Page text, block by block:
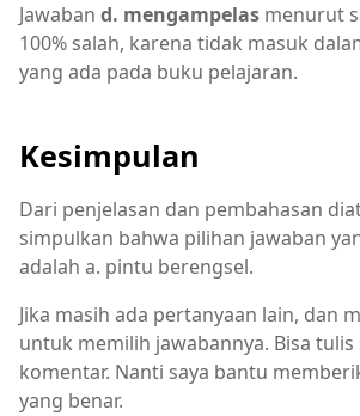
Jawaban d. mengampelas menurut
100% salah, karena tidak masuk
yang ada pada buku pelajaran.
Kesimpulan
Dari penjelasan dan pembahasan
simpulkan bahwa pilihan jawaban
adalah a. pintu berengsel.
Jika masih ada pertanyaan lain, dan
untuk memilih jawabannya. Bisa
komentar. Nanti saya bantu
yang benar.